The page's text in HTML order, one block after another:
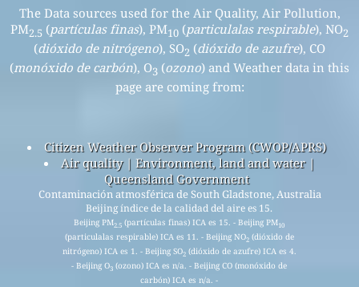
The Data sources used for the Air Quality, Air Pollution,
PM2.5 (partículas finas), PM10 (particulalas respirable), NO2
(dióxido de nitrógeno), SO2 (dióxido de azufre), CO
(monóxido de carbón), O3 (ozono) and Weather data in this
page are coming from:
Citizen Weather Observer Program (CWOP/APRS)
Air quality | Environment, land and water |
Queensland Government
Contaminación atmosférica de South Gladstone, Australia
Beijing índice de la calidad del aire es 15.
Beijing PM2.5 (partículas finas) ICA es 15. - Beijing PM10
(particulalas respirable) ICA es 11. - Beijing NO2(dióxido de
nitrógeno) ICA es 1. - Beijing SO2(dióxido de azufre) ICA es 4.
- Beijing O3 (ozono) ICA es n/a. - Beijing CO (monóxido de
carbón) ICA es n/a. -